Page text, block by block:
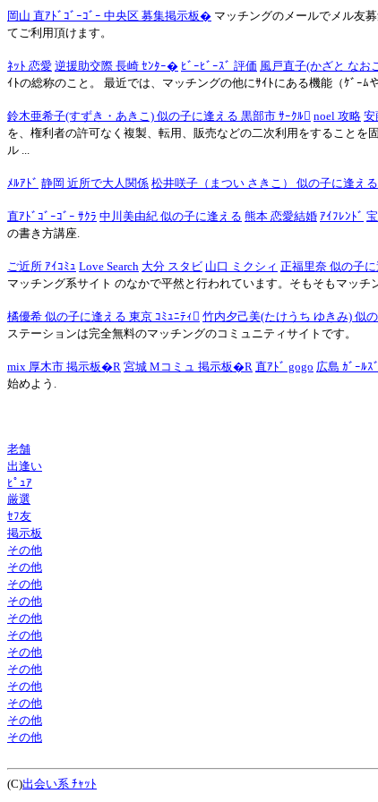
岡山 直ｱﾄﾞｺﾞｰｺﾞｰ 中央区 募集掲示板� マッチングのメールでメル友
てご利用頂けます。
ﾈｯﾄ 恋愛 逆援助交際 長崎 ｾﾝﾀｰ� ﾋﾞｰﾋﾞｰｽﾞ 評価 風戸直子(かざと なお
ｲﾄの総称のこと。 最近では、マッチングの他にｻｲﾄにある機能（ｹﾞｰ
鈴木亜希子(すずき・あきこ) 似の子に逢える 黒部市 ｻｰｸﾙ noel 攻略 安
を、権利者の許可なく複製、転用、販売などの二次利用をすることを
ル ...
ﾒﾙｱﾄﾞ 静岡 近所で大人関係 松井咲子（まつい さきこ） 似の子に逢える
直ｱﾄﾞｺﾞｰｺﾞｰ ｻｸﾗ 中川美由紀 似の子に逢える 熊本 恋愛結婚 ｱｲﾌﾚﾝﾄﾞ
の書き方講座.
ご近所 ｱｲｺﾐｭ Love Search 大分 スタビ 山口 ミクシィ 正福里奈 似の子
マッチング系サイト のなかで平然と行われています。そもそもマッ
橘優希 似の子に逢える 東京 ｺﾐｭﾆﾃｨ 竹内夕己美(たけうち ゆきみ) 似
ステーションは完全無料のマッチングのコミュニティサイトです。
mix 厚木市 掲示板�R 宮城 Mコミュ 掲示板�R 直ｱﾄﾞ gogo 広島 ｶﾞｰﾙｽ
始めよう.
老舗
出逢い
ﾋﾟｭｱ
厳選
ｾﾌ友
掲示板
その他
その他
その他
その他
その他
その他
その他
その他
その他
その他
その他
その他
(C)出会い系 ﾁｬｯﾄ